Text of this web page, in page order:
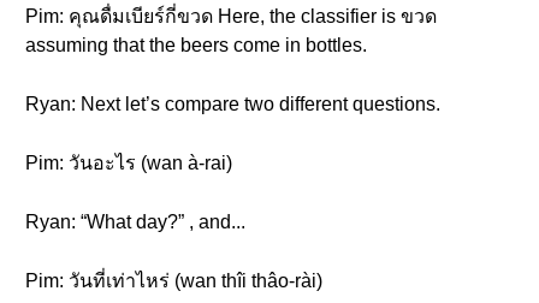
Pim: คุณดื่มเบียร์กี่ขวด Here, the classifier is ขวด
assuming that the beers come in bottles.
Ryan: Next let’s compare two different questions.
Pim: วันอะไร (wan à-rai)
Ryan: “What day?” , and...
Pim: วันที่เท่าไหร่ (wan thîi thâo-rài)